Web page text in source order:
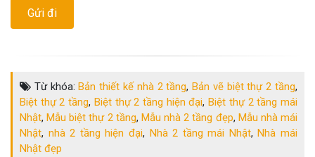
Từ khóa:Bản thiết kế nhà 2 tầng,Bản vẽ biệt thự 2 tầng,
Biệt thự 2 tầng, Biệt thự 2 tầng hiện đại,Biệt thự 2 tầng mái
Nhật,Mẫu biệt thự 2 tầng, Mẫu nhà 2 tầng đẹp, Mẫu nhà mái
Nhật, nhà 2 tầng hiện đại, Nhà 2 tầng mái Nhật,Nhà mái
Nhật đẹp